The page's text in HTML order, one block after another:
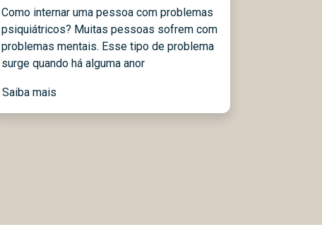
Como internar uma pessoa com problemas
psiquiátricos? Muitas pessoas sofrem com
problemas mentais. Esse tipo de problema
surge quando há alguma anor
Saiba mais